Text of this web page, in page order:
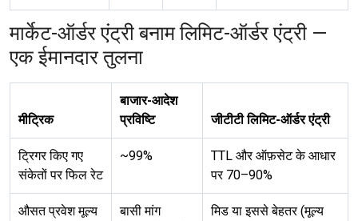
मार्केट-ऑर्डर एंट्री बनाम लिमिट-ऑर्डर एंट्री —
एक ईमानदार तुलना
मीट्रिक
बाजार-आदेश
प्रविष्टि
जीटीटी लिमिट-ऑर्डर एंट्री
ट्रिगर किए गए
संकेतों पर फिल रेट
~99%
TTL और ऑफ़सेट के आधार
पर 70–90%
औसत प्रवेश मूल्य
बासी मांग
मिड या इससे बेहतर (मूल्य